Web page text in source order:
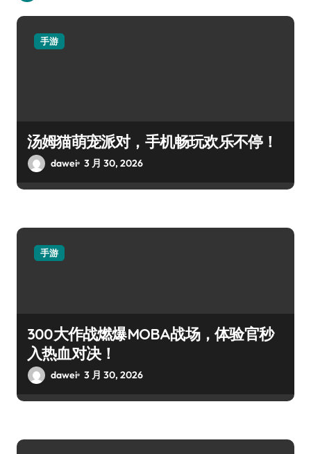
手游
汤姆猫萌宠派对，手机畅玩欢乐不停！
dawei 3 月 30, 2026
手游
300大作战燃爆MOBA战场，体验官秒
入热血对决！
dawei 3 月 30, 2026